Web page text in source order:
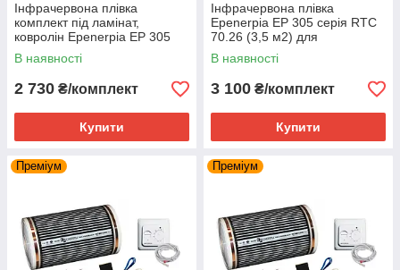
Інфрачервона плівка
комплект під ламінат,
ковролін Epenerpia EP 305
серія RTC 70.26 (3м. кв)
В наявності
2 730 ₴/комплект
Купити
Інфрачервона плівка
Epenerpia EP 305 серія RTC
70.26 (3,5 м2) для
підігрівання підлоги
В наявності
3 100 ₴/комплект
Купити
Преміум Преміум